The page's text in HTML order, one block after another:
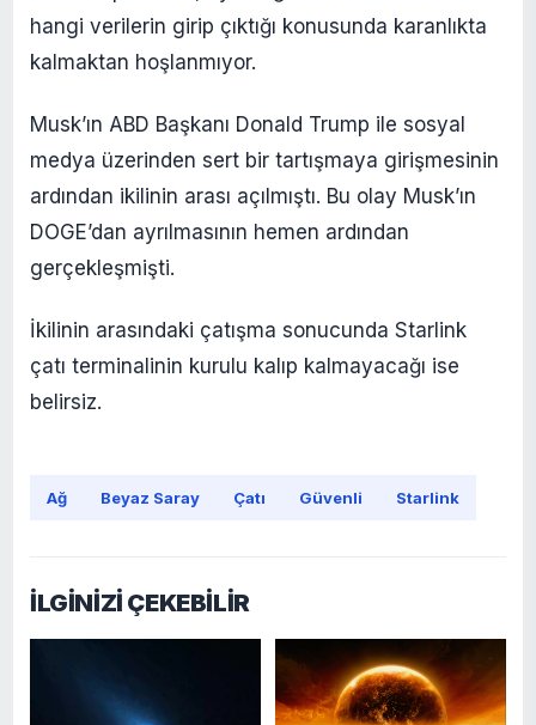
hangi verilerin girip çıktığı konusunda karanlıkta
kalmaktan hoşlanmıyor.
Musk’ın ABD Başkanı Donald Trump ile sosyal
medya üzerinden sert bir tartışmaya girişmesinin
ardından ikilinin arası açılmıştı. Bu olay Musk’ın
DOGE’dan ayrılmasının hemen ardından
gerçekleşmişti.
İkilinin arasındaki çatışma sonucunda Starlink
çatı terminalinin kurulu kalıp kalmayacağı ise
belirsiz.
Ağ Beyaz Saray Çatı Güvenli Starlink
İLGİNİZİ ÇEKEBİLİR